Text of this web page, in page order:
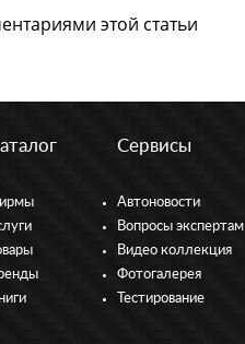
этой статьи
Сервисы
Автоновости
Вопросы экспертам
Видео коллекция
Фотогалерея
Тестирование